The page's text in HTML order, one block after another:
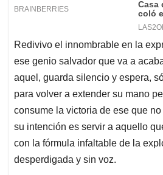
Redivivo el innombrable en la
ese genio salvador que va a
aquel, guarda silencio y espera,
para volver a extender su mano
consume la victoria de ese que
su intención es servir a aquello
con la fórmula infaltable de la
desperdigada y sin voz.